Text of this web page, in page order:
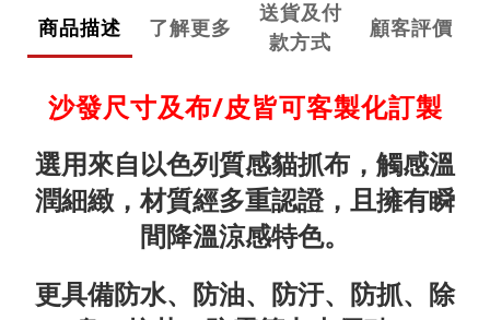
商品描述 了解更多
送貨及付
款方式
顧客評價
沙發尺寸及布/皮皆可客製化訂製
選用來自以色列質感貓抓布，觸感溫
潤細緻，材質經多重認證，且擁有瞬
間降溫涼感特色。
更具備防水、防油、防汙、防抓、除